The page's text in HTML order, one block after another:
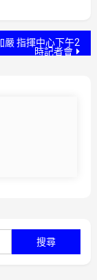
嚴 指揮中心下午2
時記者會
尋